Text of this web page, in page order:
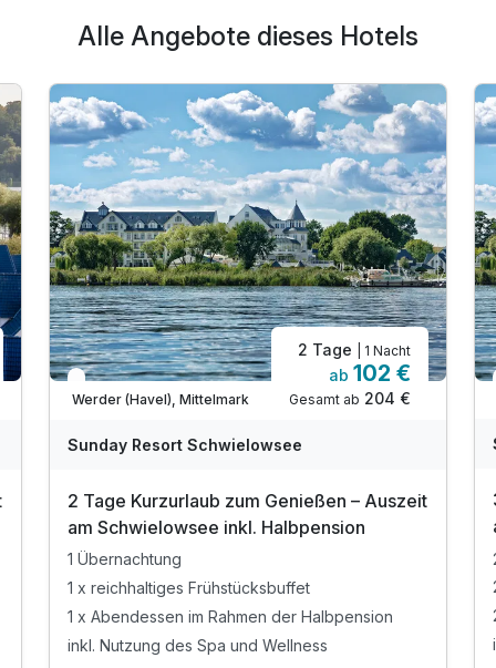
Alle Angebote dieses Hotels
In 2 Wochen wieder frei
Werder (Havel), Mittelmark
2 Tage | 1 Nacht
ab 102 €
Gesamt ab 204 €
Sunday Resort Schwielowsee
2 Tage Kurzurlaub zum Genießen – Auszeit
am Schwielowsee inkl. Halbpension
1 Übernachtung
1 x reichhaltiges Frühstücksbuffet
1 x Abendessen im Rahmen der Halbpension
inkl. Nutzung des Spa und Wellness